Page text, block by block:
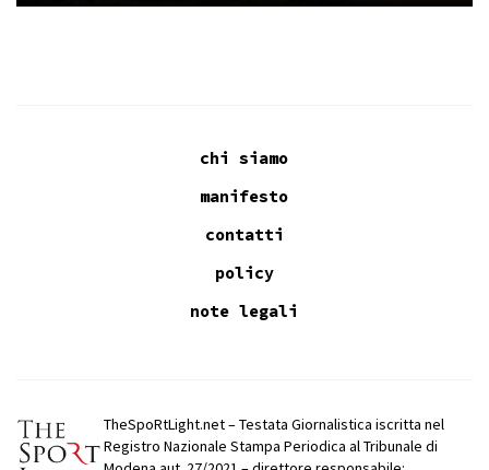
chi siamo
manifesto
contatti
policy
note legali
TheSpoRtLight.net – Testata Giornalistica iscritta nel
Registro Nazionale Stampa Periodica al Tribunale di